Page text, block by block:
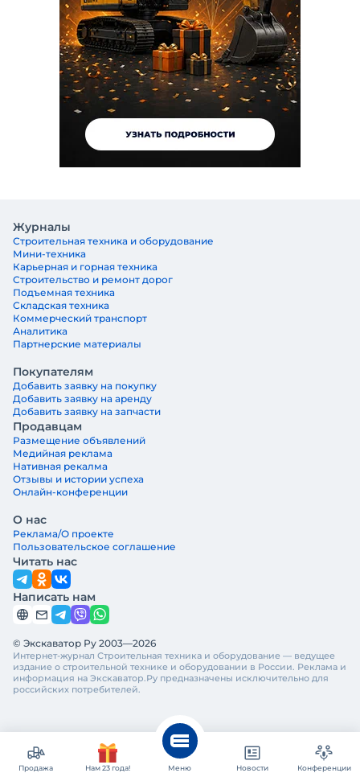
Журналы
Строительная техника и оборудование
Мини-техника
Карьерная и горная техника
Строительство и ремонт дорог
Подъемная техника
Складская техника
Коммерческий транспорт
Аналитика
Партнерские материалы
Покупателям
Добавить заявку на покупку
Добавить заявку на аренду
Добавить заявку на запчасти
Продавцам
Размещение объявлений
Медийная реклама
Нативная рекалма
Отзывы и истории успеха
Онлайн-конференции
О нас
Реклама/О проекте
Пользовательское соглашение
Читать нас
Написать нам
© Экскаватор Ру 2003—2026
Интернет-журнал Строительная техника и оборудование — ведущее
издание о строительной технике и оборудовании в России. Реклама и
информация на Экскаватор.Ру предназначены исключительно для
российских потребителей.
Продажа Нам 23 года! Меню Новости Конференции